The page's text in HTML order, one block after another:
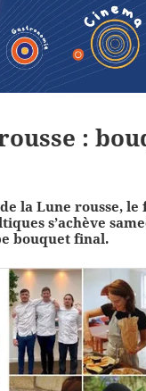
:
la Lune rousse, le
s’achève
bouquet final.